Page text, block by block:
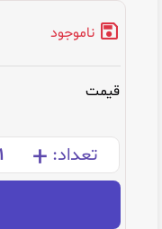
ناموجود
قیمت
تعداد: +